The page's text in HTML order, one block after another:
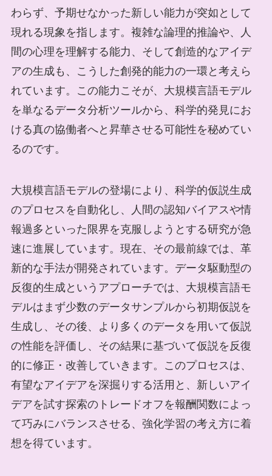
わらず、予期せなかった新しい能力が突如として
現れる現象を指します。複雑な論理的推論や、人
間の心理を理解する能力、そして創造的なアイデ
アの生成も、こうした創発的能力の一環と考えら
れています。この能力こそが、大規模言語モデル
を単なるデータ分析ツールから、科学的発見にお
ける真の協働者へと昇華させる可能性を秘めてい
るのです。
大規模言語モデルの登場により、科学的仮説生成
のプロセスを自動化し、人間の認知バイアスや情
報過多といった限界を克服しようとする研究が急
速に進展しています。現在、その最前線では、革
新的な手法が開発されています。データ駆動型の
反復的生成というアプローチでは、大規模言語モ
デルはまず少数のデータサンプルから初期仮説を
生成し、その後、より多くのデータを用いて仮説
の性能を評価し、その結果に基づいて仮説を反復
的に修正・改善していきます。このプロセスは、
有望なアイデアを深掘りする活用と、新しいアイ
デアを試す探索のトレードオフを報酬関数によっ
て巧みにバランスさせる、強化学習の考え方に着
想を得ています。